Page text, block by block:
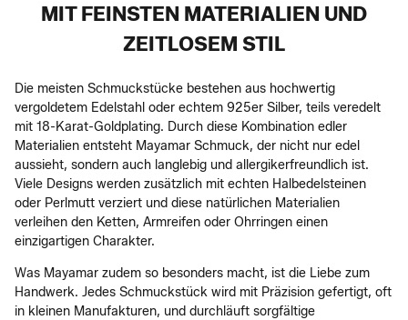
MIT FEINSTEN MATERIALIEN UND
ZEITLOSEM STIL
Die meisten Schmuckstücke bestehen aus hochwertig
vergoldetem Edelstahl oder echtem 925er Silber, teils veredelt
mit 18-Karat-Goldplating. Durch diese Kombination edler
Materialien entsteht Mayamar Schmuck, der nicht nur edel
aussieht, sondern auch langlebig und allergikerfreundlich ist.
Viele Designs werden zusätzlich mit echten Halbedelsteinen
oder Perlmutt verziert und diese natürlichen Materialien
verleihen den Ketten, Armreifen oder Ohrringen einen
einzigartigen Charakter.
Was Mayamar zudem so besonders macht, ist die Liebe zum
Handwerk. Jedes Schmuckstück wird mit Präzision gefertigt, oft
in kleinen Manufakturen, und durchläuft sorgfältige